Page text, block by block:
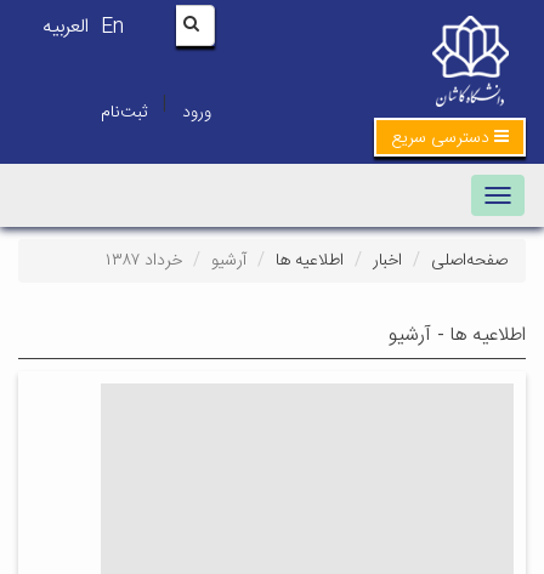
En العربیه
ورود | ثبت‌نام
دسترسی سریع
Toggle navigation
صفحه‌اصلی اخبار اطلاعیه ها آرشیو خرداد ۱۳۸۷
اطلاعیه ها - آرشیو